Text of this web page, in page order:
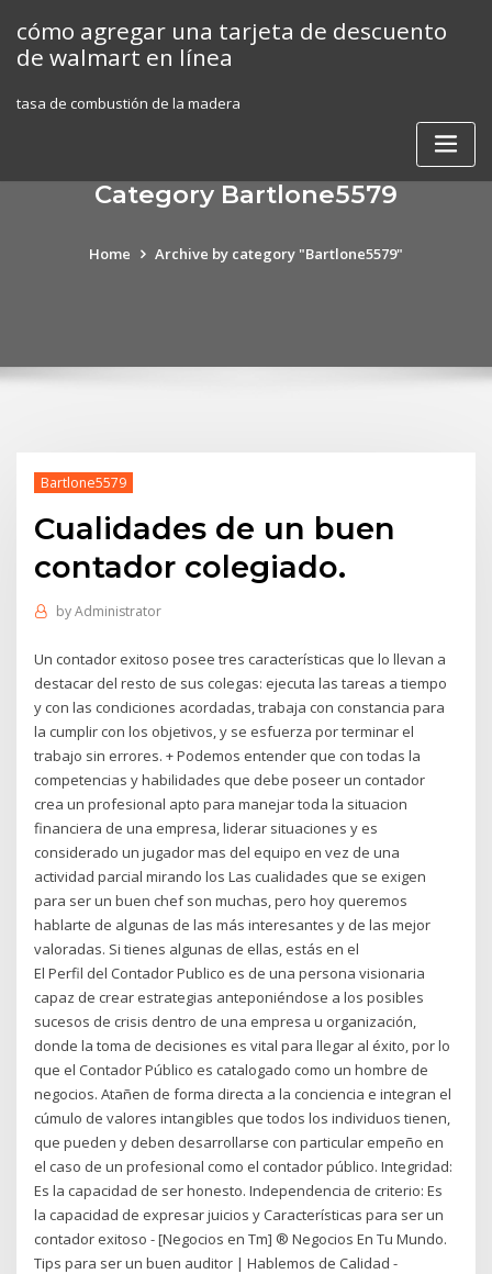
content
cómo agregar una tarjeta de descuento
de walmart en línea
tasa de combustión de la madera
Category Bartlone5579
Home Archive by category "Bartlone5579"
Bartlone5579
Cualidades de un buen
contador colegiado.
byAdministrator
Un contador exitoso posee tres características que lo llevan a
destacar del resto de sus colegas: ejecuta las tareas a tiempo
y con las condiciones acordadas, trabaja con constancia para
la cumplir con los objetivos, y se esfuerza por terminar el
trabajo sin errores. + Podemos entender que con todas la
competencias y habilidades que debe poseer un contador
crea un profesional apto para manejar toda la situacion
financiera de una empresa, liderar situaciones y es
considerado un jugador mas del equipo en vez de una
actividad parcial mirando los Las cualidades que se exigen
para ser un buen chef son muchas, pero hoy queremos
hablarte de algunas de las más interesantes y de las mejor
valoradas. Si tienes algunas de ellas, estás en el
El Perfil del Contador Publico es de una persona visionaria
capaz de crear estrategias anteponiéndose a los posibles
sucesos de crisis dentro de una empresa u organización,
donde la toma de decisiones es vital para llegar al éxito, por lo
que el Contador Público es catalogado como un hombre de
negocios. Atañen de forma directa a la conciencia e integran el
cúmulo de valores intangibles que todos los individuos tienen,
que pueden y deben desarrollarse con particular empeño en
el caso de un profesional como el contador público. Integridad:
Es la capacidad de ser honesto. Independencia de criterio: Es
la capacidad de expresar juicios y Características para ser un
contador exitoso - [Negocios en Tm] ® Negocios En Tu Mundo.
Tips para ser un buen auditor | Hablemos de Calidad -